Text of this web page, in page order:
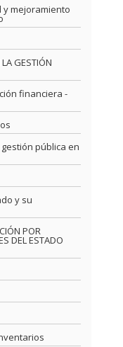
y mejoramiento
GESTIÓN
financiera -
pública en
y su
POR
DEL ESTADO